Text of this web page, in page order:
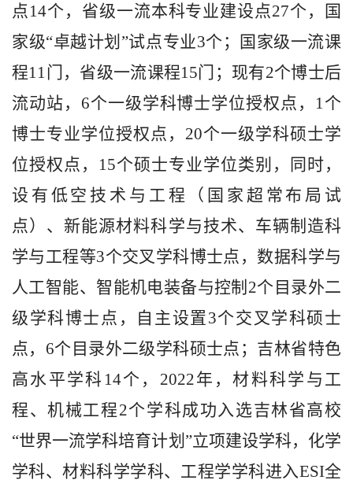
点14个，省级一流本科专业建设点27个，国
家级“卓越计划”试点专业3个；国家级一流课
程11门，省级一流课程15门；现有2个博士后
流动站，6个一级学科博士学位授权点，1个
博士专业学位授权点，20个一级学科硕士学
位授权点，15个硕士专业学位类别，同时，
设有低空技术与工程（国家超常布局试
点）、新能源材料科学与技术、车辆制造科
学与工程等3个交叉学科博士点，数据科学与
人工智能、智能机电装备与控制2个目录外二
级学科博士点，自主设置3个交叉学科硕士
点，6个目录外二级学科硕士点 ； 吉林省特色
高水平学科14个，2022年，材料科学与工
程、机械工程2个学科成功入选吉林省高校
“世界一流学科培育计划”立项建设学科，化学
学科、材料科学学科、工程学学科进入ESI全